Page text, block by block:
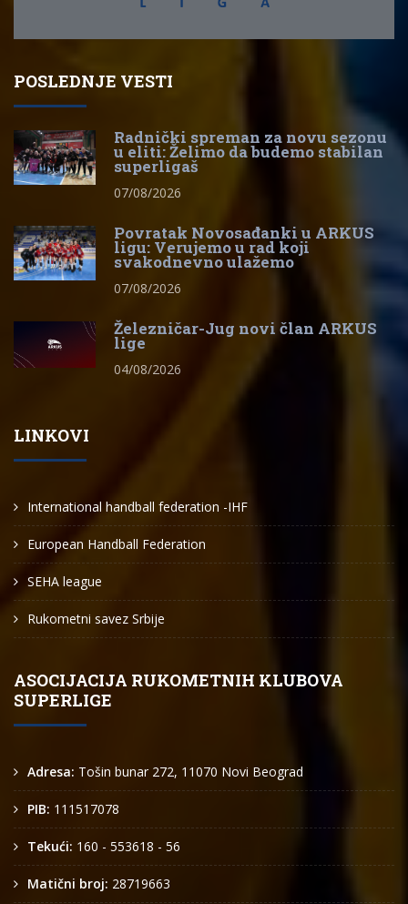
POSLEDNJE VESTI
Radnički spreman za novu sezonu
u eliti: Želimo da budemo stabilan
superligaš
07/08/2026
Povratak Novosađanki u ARKUS
ligu: Verujemo u rad koji
svakodnevno ulažemo
07/08/2026
Železničar-Jug novi član ARKUS
lige
04/08/2026
LINKOVI
International handball federation -IHF
European Handball Federation
SEHA league
Rukometni savez Srbije
ASOCIJACIJA RUKOMETNIH KLUBOVA
SUPERLIGE
Adresa: Tošin bunar 272, 11070 Novi Beograd
PIB: 111517078
Tekući: 160 - 553618 - 56
Matični broj: 28719663